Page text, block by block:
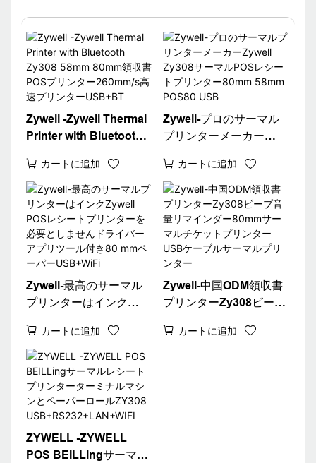
Zywell -Zywell Thermal
Printer with Bluetooth
書POSプリンター
260mm/s高速プリンター
USB+BT
カートに追加
Zywell-プロのサーマル
プリンターメーカー
POSレシートプリンター
80mm 58mm POS80
USB
カートに追加
Zywell-最高のサーマル
プリンターはインク
リンターを必要としませ
んドライバーアプリツー
ル付き80 mmペーパー
USB+WiFi
カートに追加
Zywell-中国ODM領収書
プリンターZy308ビープ
サーマルチケットプリン
カートに追加
ZYWELL -ZYWELL
POS BEILLingサーマル